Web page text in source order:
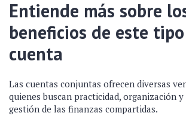
Entiende más sobre
beneficios de este
cuenta
Las cuentas conjuntas ofrecen diversas
quienes buscan practicidad, organización
gestión de las finanzas compartidas.